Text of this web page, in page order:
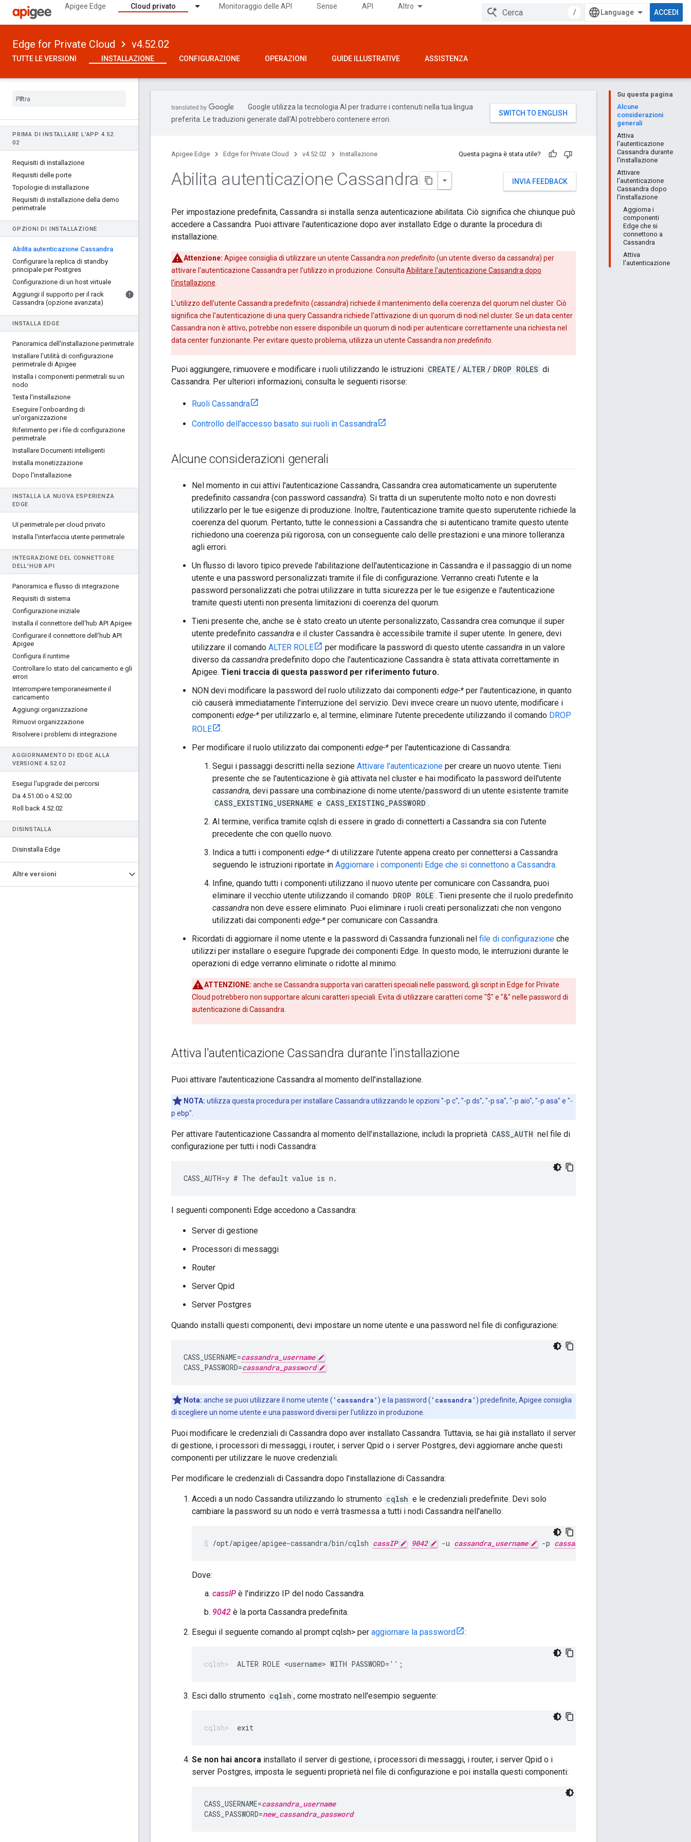
Apigee Edge Cloud privato Monitoraggio delle API Sense API Altro
/ ACCEDI
Edge for Private Cloud v4.52.02
TUTTE LE VERSIONI INSTALLAZIONE CONFIGURAZIONE OPERAZIONI GUIDE ILLUSTRATIVE ASSISTENZA
PRIMA DI INSTALLARE L'APP 4.52.
02
Requisiti di installazione
Requisiti delle porte
Topologie di installazione
Requisiti di installazione della demo
perimetrale
OPZIONI DI INSTALLAZIONE
Abilita autenticazione Cassandra
Configurare la replica di standby
principale per Postgres
Configurazione di un host virtuale
Aggiungi il supporto per il rack
Cassandra (opzione avanzata)
INSTALLA EDGE
Panoramica dell'installazione perimetrale
Installare l'utilità di configurazione
perimetrale di Apigee
Installa i componenti perimetrali su un
nodo
Testa l'installazione
Eseguire l'onboarding di
un'organizzazione
Riferimento per i file di configurazione
perimetrale
Installare Documenti intelligenti
Installa monetizzazione
Dopo l'installazione
INSTALLA LA NUOVA ESPERIENZA
EDGE
UI perimetrale per cloud privato
Installa l'interfaccia utente perimetrale
INTEGRAZIONE DEL CONNETTORE
DELL'HUB API
Panoramica e flusso di integrazione
Requisiti di sistema
Configurazione iniziale
Installa il connettore dell'hub API Apigee
Configurare il connettore dell'hub API
Apigee
Configura il runtime
Controllare lo stato del caricamento e gli
errori
Interrompere temporaneamente il
caricamento
Aggiungi organizzazione
Rimuovi organizzazione
Risolvere i problemi di integrazione
AGGIORNAMENTO DI EDGE ALLA
VERSIONE 4. 52.02
Esegui l'upgrade dei percorsi
Da 4.51 .00 o 4.52.00
Roll back 4.52.02
DISINSTALLA
Disinstalla Edge
Altre versioni
Su questa pagina
Alcune
considerazioni
generali
Attiva
l'autenticazione
Cassandra durante
l'installazione
Attivare
l'autenticazione
Cassandra dopo
l'installazione
Aggiorna i
componenti
Edge che si
connettono a
Cassandra
Attiva
l'autenticazione
Google utilizza la tecnologia AI per tradurre i contenuti nella tua lingua
preferita. Le traduzioni generate dall'AI potrebbero contenere errori.
Apigee Edge Edge for Private Cloud v4.52.02 Installazione Questa pagina è stata utile?
INVIA FEEDBACK
Abilita autenticazione Cassandra
Per impostazione predefinita, Cassandra si installa senza autenticazione abilitata. Ciò significa che chiunque può
accedere a Cassandra. Puoi attivare l'autenticazione dopo aver installato Edge o durante la procedura di
installazione.
Attenzione: Apigee consiglia di utilizzare un utente Cassandra non predefinito (un utente diverso da cassandra) per
attivare l'autenticazione Cassandra per l'utilizzo in produzione. Consulta Abilitare l'autenticazione Cassandra dopo
l'installazione
L'utilizzo dell'utente Cassandra predefinito (cassandra) richiede il mantenimento della coerenza del quorum nel cluster. Ciò
significa che l'autenticazione di una query Cassandra richiede l'attivazione di un quorum di nodi nel cluster. Se un data center
Cassandra non è attivo, potrebbe non essere disponibile un quorum di nodi per autenticare correttamente una richiesta nel
data center funzionante. Per evitare questo problema, utilizza un utente Cassandra non predefinito
Puoi aggiungere, rimuovere e modificare i ruoli utilizzando le istruzioni CREATE / ALTER / DROP ROLES di
Cassandra. Per ulteriori informazioni, consulta le seguenti risorse:
Ruoli Cassandra
Controllo dell'accesso basato sui ruoli in Cassandra
Alcune considerazioni generali
Nel momento in cui attivi l'autenticazione Cassandra, Cassandra crea automaticamente un superutente
predefinito cassandra (con password cassandra). Si tratta di un superutente molto noto e non dovresti
utilizzarlo per le tue esigenze di produzione. Inoltre, l'autenticazione tramite questo superutente richiede la
coerenza del quorum. Pertanto, tutte le connessioni a Cassandra che si autenticano tramite questo utente
richiedono una coerenza più rigorosa, con un conseguente calo delle prestazioni e una minore tolleranza
agli errori.
Un flusso di lavoro tipico prevede l'abilitazione dell'autenticazione in Cassandra e il passaggio di un nome
utente e una password personalizzati tramite il file di configurazione. Verranno creati l'utente e la
password personalizzati che potrai utilizzare in tutta sicurezza per le tue esigenze e l'autenticazione
tramite questi utenti non presenta limitazioni di coerenza del quorum.
Tieni presente che, anche se è stato creato un utente personalizzato, Cassandra crea comunque il super
utente predefinito cassandra e il cluster Cassandra è accessibile tramite il super utente. In genere, devi
utilizzare il comando ALTER ROLE per modificare la password di questo utente cassandra in un valore
diverso da cassandra predefinito dopo che l'autenticazione Cassandra è stata attivata correttamente in
Apigee. Tieni traccia di questa password per riferimento futuro.
NON devi modificare la password del ruolo utilizzato dai componenti edge-* per l'autenticazione, in quanto
ciò causerà immediatamente l'interruzione del servizio. Devi invece creare un nuovo utente, modificare i
componenti edge-* per utilizzarlo e, al termine, eliminare l'utente precedente utilizzando il comando DROP
ROLE
.
Per modificare il ruolo utilizzato dai componenti edge-* per l'autenticazione di Cassandra:
Segui i passaggi descritti nella sezione Attivare l'autenticazione per creare un nuovo utente. Tieni
presente che se l'autenticazione è già attivata nel cluster e hai modificato la password dell'utente
cassandra, devi passare una combinazione di nome utente/password di un utente esistente tramite
CASS_EXISTING_USERNAME e CASS_EXISTING_PASSWORD .
Al termine, verifica tramite cqlsh di essere in grado di connetterti a Cassandra sia con l'utente
precedente che con quello nuovo.
Indica a tutti i componenti edge-* di utilizzare l'utente appena creato per connettersi a Cassandra
seguendo le istruzioni riportate in Aggiornare i componenti Edge che si connettono a Cassandra.
Infine, quando tutti i componenti utilizzano il nuovo utente per comunicare con Cassandra, puoi
eliminare il vecchio utente utilizzando il comando DROP ROLE . Tieni presente che il ruolo predefinito
cassandra non deve essere eliminato. Puoi eliminare i ruoli creati personalizzati che non vengono
utilizzati dai componenti edge-* per comunicare con Cassandra.
Ricordati di aggiornare il nome utente e la password di Cassandra funzionali nel file di configurazione che
utilizzi per installare o eseguire l'upgrade dei componenti Edge. In questo modo, le interruzioni durante le
operazioni di edge verranno eliminate o ridotte al minimo.
ATTENZIONE: anche se Cassandra supporta vari caratteri speciali nelle password, gli script in Edge for Private
Cloud potrebbero non supportare alcuni caratteri speciali. Evita di utilizzare caratteri come "$" e "&" nelle password di
autenticazione di Cassandra.
Attiva l'autenticazione Cassandra durante l'installazione
Puoi attivare l'autenticazione Cassandra al momento dell'installazione.
NOTA: utilizza questa procedura per installare Cassandra utilizzando le opzioni "-p c", "-p ds", "-p sa", "-p aio", "-p asa" e "-
p ebp".
Per attivare l'autenticazione Cassandra al momento dell'installazione, includi la proprietà CASS_AUTH nel file di
configurazione per tutti i nodi Cassandra:
CASS_AUTH=y # The default value is n.
I seguenti componenti Edge accedono a Cassandra:
Server di gestione
Processori di messaggi
Router
Server Qpid
Server Postgres
Quando installi questi componenti, devi impostare un nome utente e una password nel file di configurazione:
CASS_USERNAME=cassandra_username
CASS_PASSWORD=cassandra_password
Nota: anche se puoi utilizzare il nome utente ( 'cassandra' ) e la password ( 'cassandra' ) predefinite, Apigee consiglia
di scegliere un nome utente e una password diversi per l'utilizzo in produzione.
Puoi modificare le credenziali di Cassandra dopo aver installato Cassandra. Tuttavia, se hai già installato il server
di gestione, i processori di messaggi, i router, i server Qpid o i server Postgres, devi aggiornare anche questi
componenti per utilizzare le nuove credenziali.
Per modificare le credenziali di Cassandra dopo l'installazione di Cassandra:
Accedi a un nodo Cassandra utilizzando lo strumento cqlsh e le credenziali predefinite. Devi solo
cambiare la password su un nodo e verrà trasmessa a tutti i nodi Cassandra nell'anello:
/opt/apigee/apigee-cassandra/bin/cqlsh cassIP 9042 -u cassandra_username -p cassandra_password
Dove:
cassIP è l'indirizzo IP del nodo Cassandra.
9042 è la porta Cassandra predefinita.
Esegui il seguente comando al prompt cqlsh> per aggiornare la password :
ALTER ROLE <username> WITH PASSWORD=' ';
Esci dallo strumento cqlsh , come mostrato nell'esempio seguente:
exit
Se non hai ancora installato il server di gestione, i processori di messaggi, i router, i server Qpid o i
server Postgres, imposta le seguenti proprietà nel file di configurazione e poi installa questi componenti:
CASS_USERNAME=cassandra_username
CASS_PASSWORD=new_cassandra_password